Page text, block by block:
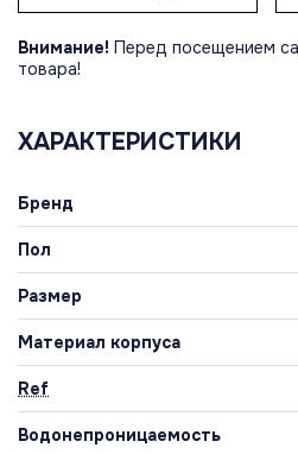
Внимание! Перед посещением
товара!
ХАРАКТЕРИСТИКИ
Бренд
Пол
Размер
Материал корпуса
Ref
Водонепроницаемость